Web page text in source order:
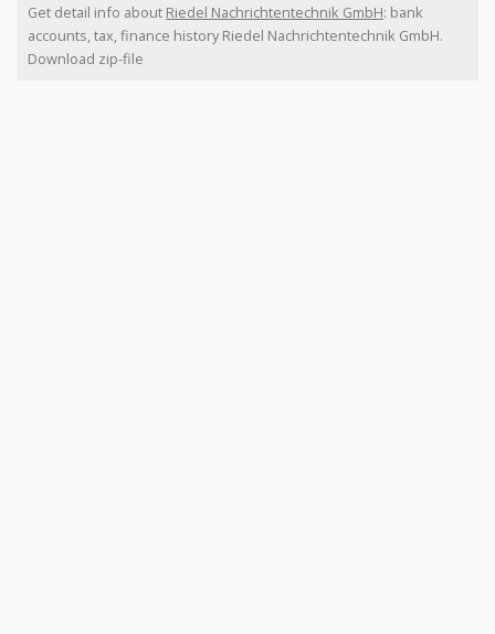
Get detail info about Riedel Nachrichtentechnik GmbH: bank
accounts, tax, finance history Riedel Nachrichtentechnik GmbH.
Download zip-file